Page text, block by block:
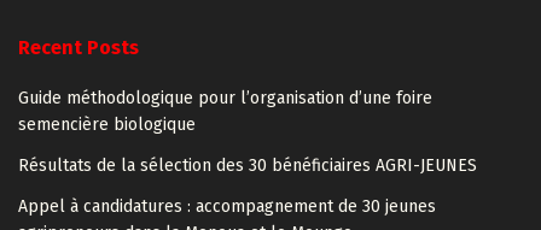
Recent Posts
Guide méthodologique pour l’organisation d’une foire
semencière biologique
Résultats de la sélection des 30 bénéficiaires AGRI-JEUNES
Appel à candidatures : accompagnement de 30 jeunes